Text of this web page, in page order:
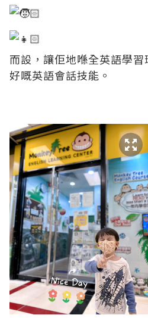
而設，讓佢地喺全英語學
好嘅英語會話技能。